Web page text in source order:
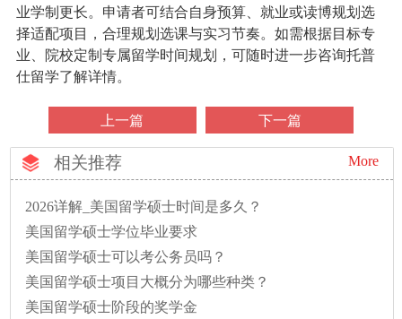
业学制更长。申请者可结合自身预算、就业或读博规划选
择适配项目，合理规划选课与实习节奏。如需根据目标专
业、院校定制专属留学时间规划，可随时进一步咨询托普
仕留学了解详情。
上一篇 下一篇
相关推荐 More
2026详解_美国留学硕士时间是多久？
美国留学硕士学位毕业要求
美国留学硕士可以考公务员吗？
美国留学硕士项目大概分为哪些种类？
美国留学硕士阶段的奖学金